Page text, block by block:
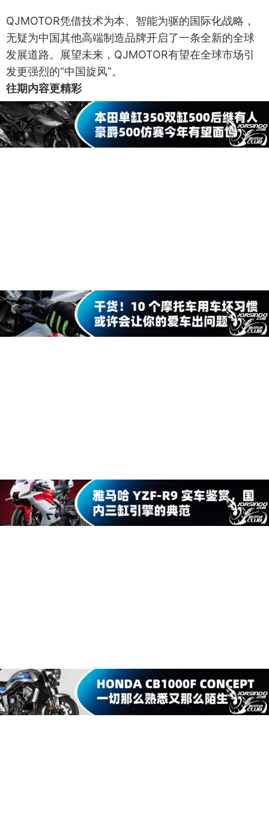
QJMOTOR凭借技术为本、智能为驱的国际化战略，
无疑为中国其他高端制造品牌开启了一条全新的全球
发展道路。展望未来，QJMOTOR有望在全球市场引
发更强烈的“中国旋风”。
往期内容更精彩